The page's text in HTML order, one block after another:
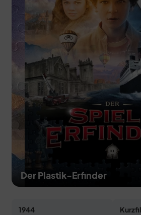
DEALS
MEIN HQ
50
Der Plastik-Erfinder
1944